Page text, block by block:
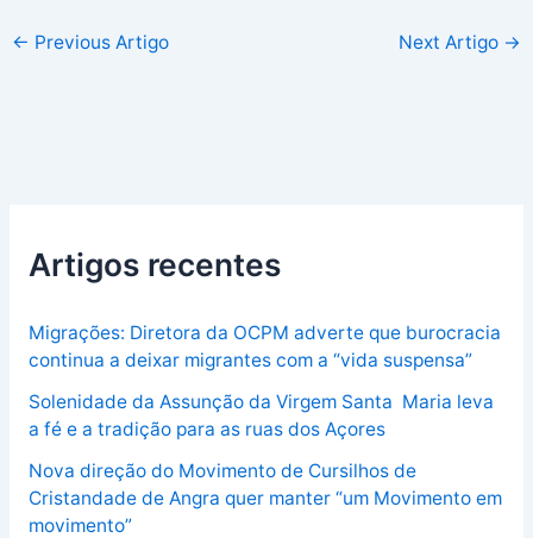
← Previous Artigo Next Artigo →
Artigos recentes
Migrações: Diretora da OCPM adverte que burocracia
continua a deixar migrantes com a “vida suspensa”
Solenidade da Assunção da Virgem Santa Maria leva
a fé e a tradição para as ruas dos Açores
Nova direção do Movimento de Cursilhos de
Cristandade de Angra quer manter “um Movimento em
movimento”